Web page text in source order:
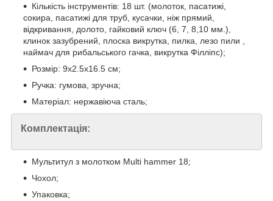
Кількість інструментів: 18 шт. (молоток, пасатижі,
сокира, пасатижі для труб, кусачки, ніж прямий,
відкривання, долото, гайковий ключ (6, 7, 8,10 мм.),
клинок зазубрений, плоска викрутка, пилка, лезо пили ,
наймач для рибальського гачка, викрутка Філліпс);
Розмір: 9x2.5x16.5 см;
Ручка: гумова, зручна;
Матеріал: нержавіюча сталь;
Комплектація:
Мультитул з молотком Multi hammer 18;
Чохол;
Упаковка;